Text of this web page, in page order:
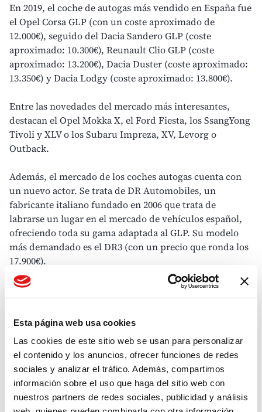
Esta página web usa cookies
Las cookies de este sitio web se usan para personalizar
el contenido y los anuncios, ofrecer funciones de redes
sociales y analizar el tráfico. Además, compartimos
información sobre el uso que haga del sitio web con
nuestros partners de redes sociales, publicidad y análisis
En 2019, el coche de autogas más vendido en España fue
el Opel Corsa GLP (con un coste aproximado de
12.000€), seguido del Dacia Sandero GLP (coste
aproximado: 10.300€), Reunault Clio GLP (coste
aproximado: 13.200€), Dacia Duster (coste aproximado:
13.350€) y Dacia Lodgy (coste aproximado: 13.800€).
Entre las novedades del mercado más interesantes,
destacan el Opel Mokka X, el Ford Fiesta, los SsangYong
Tivoli y XLV o los Subaru Impreza, XV, Levorg o
Outback.
Además, el mercado de los coches autogas cuenta con
un nuevo actor. Se trata de DR Automobiles, un
fabricante italiano fundado en 2006 que trata de
labrarse un lugar en el mercado de vehículos español,
ofreciendo toda su gama adaptada al GLP. Su modelo
más demandado es el DR3 (con un precio que ronda los
17.900€).
Si quieres disfrutar de los beneficios del autogas pero
no te interesa invertir en un nuevo vehículo, debes
saber que también puedesconvertir tu coche
convencional a autogas
actualidad, más de 800 talleres transformadores de
vehículos a GLP. El coste de la transformación puede
variar en función del vehículo y del taller. Para que
dispongas de una referencia, a nivel orientativo, el coste
de la conversión puede oscilar entre los 1.000 y los 3.000